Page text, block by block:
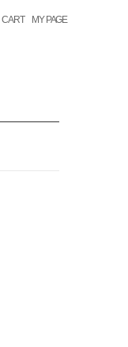
CART MY PAGE